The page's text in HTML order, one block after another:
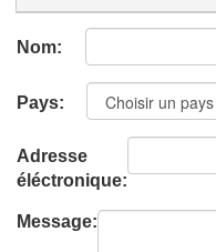
Nom:
Pays:
Adresse
éléctronique:
Message: